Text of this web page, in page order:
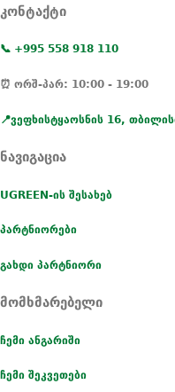
კონტაქტი
📞 +995 558 918 110
⏰ ორშ-პარ: 10:00 - 19:00
📍ვეფხისტყაოსნის 16,
ნავიგაცია
UGREEN-ის შესახებ
პარტნიორები
გახდი პარტნიორი
მომხმარებელი
ჩემი ანგარიში
ჩემი შეკვეთები